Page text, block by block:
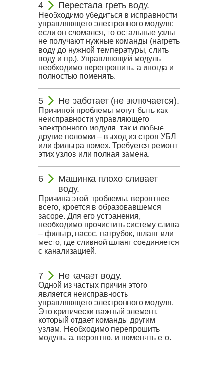
Перестала греть воду.
Необходимо убедиться в исправности
управляющего электронного модуля:
если он сломался, то остальные узлы
не получают нужные команды (нагреть
воду до нужной температуры, слить
воду и пр.). Управляющий модуль
необходимо перепрошить, а иногда и
полностью поменять.
Не работает (не включается).
Причиной проблемы могут быть как
неисправности управляющего
электронного модуля, так и любые
другие поломки – выход из строя УБЛ
или фильтра помех. Требуется ремонт
этих узлов или полная замена.
Машинка плохо сливает
воду.
Причина этой проблемы, вероятнее
всего, кроется в образовавшемся
засоре. Для его устранения,
необходимо прочистить систему слива
– фильтр, насос, патрубок, шланг или
место, где сливной шланг соединяется
с канализацией.
Не качает воду.
Одной из частых причин этого
является неисправность
управляющего электронного модуля.
Это критически важный элемент,
который отдает команды другим
узлам. Необходимо перепрошить
модуль, а, вероятно, и поменять его.